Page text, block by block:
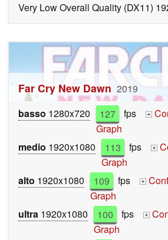
Very Low Overall Quality (DX11)
Far Cry New Dawn 2019
basso 1280x720 127 fps +
Graph
medio 1920x1080 113 fps +
Graph
alto 1920x1080 109 fps +
Graph
ultra 1920x1080 100 fps +
Graph